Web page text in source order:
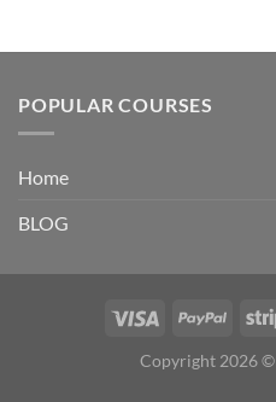
POPULAR COURSES
Home
BLOG
Copyright 2026 ©